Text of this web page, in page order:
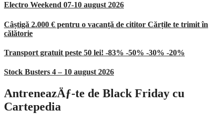
Electro Weekend 07-10 august 2026
Câștigă 2.000 € pentru o vacanță de cititor Cărțile te trimit în
călătorie
Transport gratuit peste 50 lei! -83% -50% -30% -20%
Stock Busters 4 – 10 august 2026
AntreneazÄƒ-te de Black Friday cu
Cartepedia